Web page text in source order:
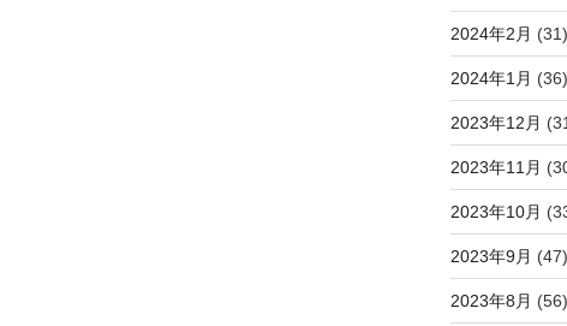
2024年2月 (31)
2024年1月 (36)
2023年12月
2023年11月
2023年10月
2023年9月 (47)
2023年8月 (56)